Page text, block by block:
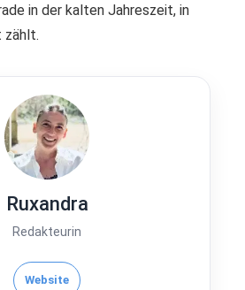
in der kalten Jahreszeit, in
zählt.
Ruxandra
Redakteurin
Website